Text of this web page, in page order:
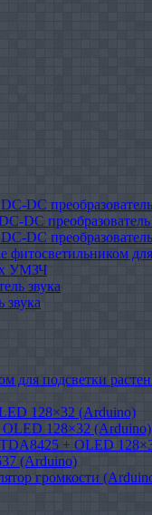
DC
DC
DC
фитосветильником
УМЗЧ
звука
звука
для подсветки
128×32 (Arduino)
OLED 128×32 (Arduino)
TDA8425 + OLED
(Arduino)
громкости